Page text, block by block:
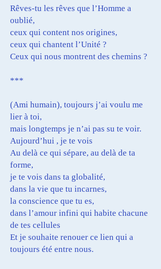
Rêves-tu les rêves que l’Homme a
oublié,
ceux qui content nos origines,
ceux qui chantent l’Unité ?
Ceux qui nous montrent des chemins ?
***
(Ami humain), toujours j’ai voulu me
lier à toi,
mais longtemps je n’ai pas su te voir.
Aujourd’hui , je te vois
Au delà ce qui sépare, au delà de ta
forme,
je te vois dans ta globalité,
dans la vie que tu incarnes,
la conscience que tu es,
dans l’amour infini qui habite chacune
de tes cellules
Et je souhaite renouer ce lien qui a
toujours été entre nous.